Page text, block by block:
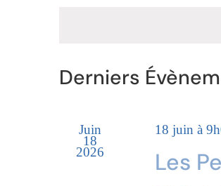
Calendrier
Évènements
Derniers
Juin
18
2026
18 juin à
Les